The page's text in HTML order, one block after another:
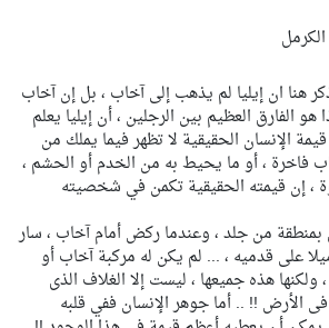
هنا ان إيليا لم يذهب إلى آخاب ، بل إن آخاب
هو الفارق العظيم بين الرجلين ، أن إيليا يعلم
الإنسان الحقيقية لا تظهر فيما يملك من
فاخرة ، أو ما يحيط به من الخدم أو الحشم ،
، إن قيمته الحقيقية تكمن في شخصيته
بمنطقة من جلد ، وعندما ركض أمام آخاب ، سار
على قدميه ، ... لم يكن له مركبة آخاب أو
ولكنها هذه جميعها ، ليست إلا الغلاف الذى
الأرض !! .. أما جوهر الإنسان ففي قلبه